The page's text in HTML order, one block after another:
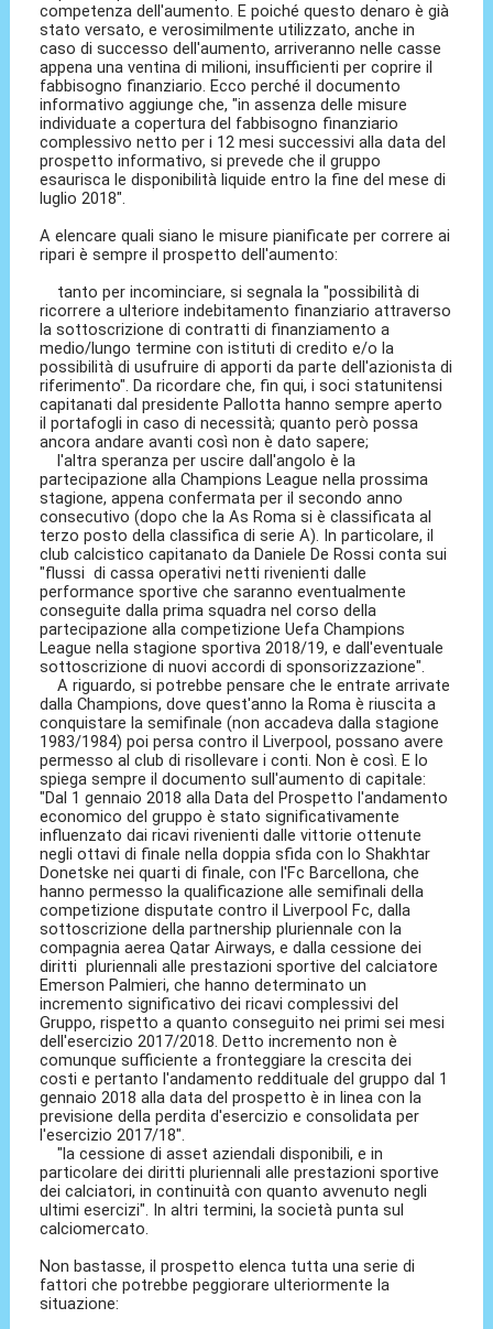
competenza dell'aumento. E poiché questo denaro è già
stato versato, e verosimilmente utilizzato, anche in
caso di successo dell'aumento, arriveranno nelle casse
appena una ventina di milioni, insufficienti per coprire il
fabbisogno finanziario. Ecco perché il documento
informativo aggiunge che, "in assenza delle misure
individuate a copertura del fabbisogno finanziario
complessivo netto per i 12 mesi successivi alla data del
prospetto informativo, si prevede che il gruppo
esaurisca le disponibilità liquide entro la fine del mese di
luglio 2018″.
A elencare quali siano le misure pianificate per correre ai
ripari è sempre il prospetto dell'aumento:
tanto per incominciare, si segnala la "possibilità di
ricorrere a ulteriore indebitamento finanziario attraverso
la sottoscrizione di contratti di finanziamento a
medio/lungo termine con istituti di credito e/o la
possibilità di usufruire di apporti da parte dell'azionista di
riferimento". Da ricordare che, fin qui, i soci statunitensi
capitanati dal presidente Pallotta hanno sempre aperto
il portafogli in caso di necessità; quanto però possa
ancora andare avanti così non è dato sapere;
l'altra speranza per uscire dall'angolo è la
partecipazione alla Champions League nella prossima
stagione, appena confermata per il secondo anno
consecutivo (dopo che la As Roma si è classificata al
terzo posto della classifica di serie A). In particolare, il
club calcistico capitanato da Daniele De Rossi conta sui
"flussi di cassa operativi netti rivenienti dalle
performance sportive che saranno eventualmente
conseguite dalla prima squadra nel corso della
partecipazione alla competizione Uefa Champions
League nella stagione sportiva 2018/19, e dall'eventuale
sottoscrizione di nuovi accordi di sponsorizzazione".
A riguardo, si potrebbe pensare che le entrate arrivate
dalla Champions, dove quest'anno la Roma è riuscita a
conquistare la semifinale (non accadeva dalla stagione
1983/1984) poi persa contro il Liverpool, possano avere
permesso al club di risollevare i conti. Non è così. E lo
spiega sempre il documento sull'aumento di capitale:
"Dal 1 gennaio 2018 alla Data del Prospetto l'andamento
economico del gruppo è stato significativamente
influenzato dai ricavi rivenienti dalle vittorie ottenute
negli ottavi di finale nella doppia sfida con lo Shakhtar
Donetske nei quarti di finale, con l'Fc Barcellona, che
hanno permesso la qualificazione alle semifinali della
competizione disputate contro il Liverpool Fc, dalla
sottoscrizione della partnership pluriennale con la
compagnia aerea Qatar Airways, e dalla cessione dei
diritti pluriennali alle prestazioni sportive del calciatore
Emerson Palmieri, che hanno determinato un
incremento significativo dei ricavi complessivi del
Gruppo, rispetto a quanto conseguito nei primi sei mesi
dell'esercizio 2017/2018. Detto incremento non è
comunque sufficiente a fronteggiare la crescita dei
costi e pertanto l'andamento reddituale del gruppo dal 1
gennaio 2018 alla data del prospetto è in linea con la
previsione della perdita d'esercizio e consolidata per
l'esercizio 2017/18″.
"la cessione di asset aziendali disponibili, e in
particolare dei diritti pluriennali alle prestazioni sportive
dei calciatori, in continuità con quanto avvenuto negli
ultimi esercizi". In altri termini, la società punta sul
calciomercato.
Non bastasse, il prospetto elenca tutta una serie di
fattori che potrebbe peggiorare ulteriormente la
situazione: